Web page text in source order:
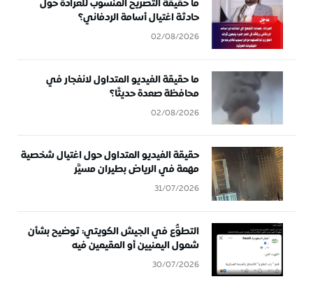
ما حقيقة التصريح المنسوب للعرادة حول
حادثة اغتيال أسامة الردفاني؟
02/08/2026
ما حقيقة الفيديو المتداول لانفجار في
محافظة صعدة حديثًا؟
02/08/2026
حقيقة الفيديو المتداول حول اغتيال شخصية
مهمة في الرياض بطيران مسيَّر
31/07/2026
التطوُّع في الجيش الكويتي: توضيح بشأن
شمول اليمنيين أو المقيمين فيه
30/07/2026